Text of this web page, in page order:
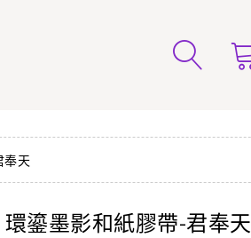
奉天
鎏墨影和紙膠帶-君奉天